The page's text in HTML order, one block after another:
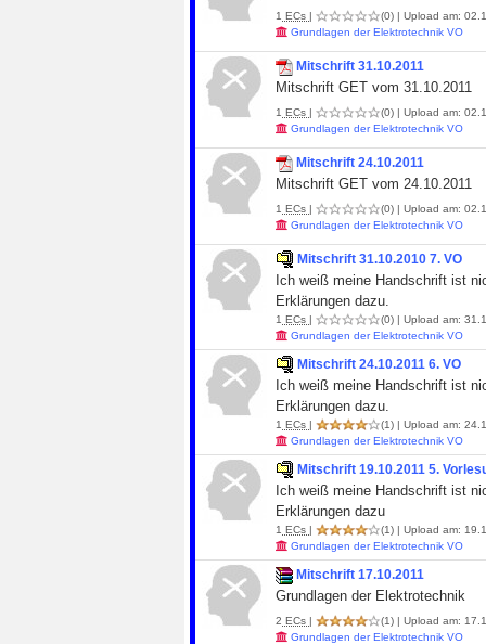
1 ECs | (0) | Upload am:
Grundlagen der Elektrotechnik VO
Mitschrift 31.10.2011
Mitschrift GET vom 31.10.2011
1 ECs | (0) | Upload am:
Grundlagen der Elektrotechnik VO
Mitschrift 24.10.2011
Mitschrift GET vom 24.10.2011
1 ECs | (0) | Upload am:
Grundlagen der Elektrotechnik VO
Mitschrift 31.10.2010 7. VO
Ich weiß meine Handschrift ist
Erklärungen dazu.
1 ECs | (0) | Upload am:
Grundlagen der Elektrotechnik VO
Mitschrift 24.10.2011 6. VO
Ich weiß meine Handschrift ist
Erklärungen dazu.
1 ECs | (1) | Upload am:
Grundlagen der Elektrotechnik VO
Mitschrift 19.10.2011 5.
Ich weiß meine Handschrift ist
Erklärungen dazu
1 ECs | (1) | Upload am:
Grundlagen der Elektrotechnik VO
Mitschrift 17.10.2011
Grundlagen der Elektrotechnik
2 ECs | (1) | Upload am:
Grundlagen der Elektrotechnik VO